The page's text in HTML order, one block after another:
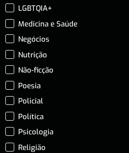
LGBTQIA+
Medicina e Saúde
Negócios
Nutrição
Não-ficção
Poesia
Policial
Política
Psicologia
Religião